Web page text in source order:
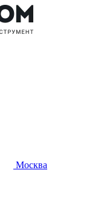
Москва